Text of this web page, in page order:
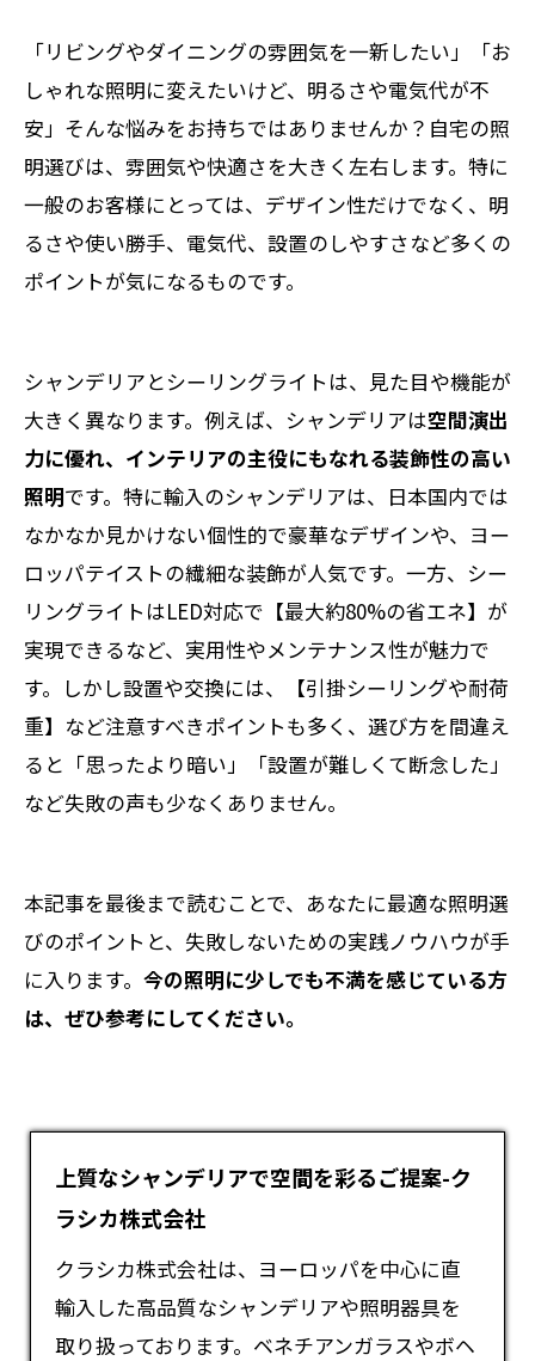
「リビングやダイニングの雰囲気を一新したい」「お
しゃれな照明に変えたいけど、明るさや電気代が不
安」――そんな悩みをお持ちではありませんか？自宅の照
明選びは、雰囲気や快適さを大きく左右します。特に
一般のお客様にとっては、デザイン性だけでなく、明
るさや使い勝手、電気代、設置のしやすさなど多くの
ポイントが気になるものです。
シャンデリアとシーリングライトは、見た目や機能が
大きく異なります。例えば、シャンデリアは空間演出
力に優れ、インテリアの主役にもなれる装飾性の高い
照明です。特に輸入のシャンデリアは、日本国内では
なかなか見かけない個性的で豪華なデザインや、ヨー
ロッパテイストの繊細な装飾が人気です。一方、シー
リングライトはLED対応で【最大約80%の省エネ】が
実現できるなど、実用性やメンテナンス性が魅力で
す。しかし設置や交換には、【引掛シーリングや耐荷
重】など注意すべきポイントも多く、選び方を間違え
ると「思ったより暗い」「設置が難しくて断念した」
など失敗の声も少なくありません。
本記事を最後まで読むことで、あなたに最適な照明選
びのポイントと、失敗しないための実践ノウハウが手
に入ります。 今の照明に少しでも不満を感じている方
は、ぜひ参考にしてください。
上質なシャンデリアで空間を彩るご提案-ク
ラシカ株式会社
クラシカ株式会社は、ヨーロッパを中心に直
輸入した高品質なシャンデリアや照明器具を
取り扱っております。ベネチアンガラスやボヘ